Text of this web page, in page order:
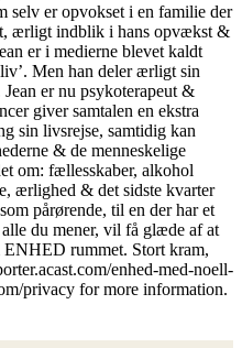
selv er opvokset i en familie der
ærligt indblik i hans opvækst &
er i medierne blevet kaldt
Men han deler ærligt sin
er nu psykoterapeut &
giver samtalen en ekstra
sin livsrejse, samtidig kan
& de menneskelige
om: fællesskaber, alkohol
ærlighed & det sidste kvarter
pårørende, til en der har et
du mener, vil få glæde af at
rummet. Stort kram,
enhed-med-noell-
privacy for more information.